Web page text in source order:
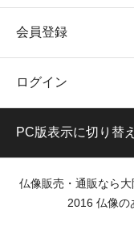
会員登録
ログイン
PC版表示に切り替
仏像販売・通販なら
2016 仏像の